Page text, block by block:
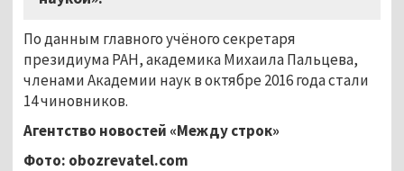
По данным главного учёного секретаря
президиума РАН, академика Михаила Пальцева,
членами Академии наук в октябре 2016 года стали
14 чиновников.
Агентство новостей «Между строк»
Фото: obozrevatel.com